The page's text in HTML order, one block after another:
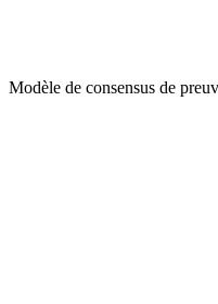
Modèle de consensus de